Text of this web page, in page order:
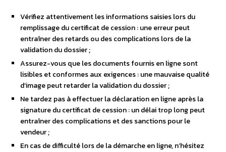
Vérifiez attentivement les informations saisies lors du
remplissage du certificat de cession : une erreur peut
entraîner des retards ou des complications lors de la
validation du dossier ;
Assurez-vous que les documents fournis en ligne sont
lisibles et conformes aux exigences : une mauvaise qualité
d’image peut retarder la validation du dossier ;
Ne tardez pas à effectuer la déclaration en ligne après la
signature du certificat de cession : un délai trop long peut
entraîner des complications et des sanctions pour le
vendeur ;
En cas de difficulté lors de la démarche en ligne, n’hésitez